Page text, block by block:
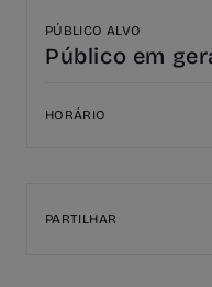
PÚBLICO ALVO
Público em
HORÁRIO
PARTILHAR